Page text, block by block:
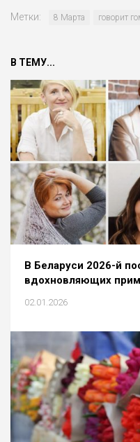
Метки: 8 Марта говорит
В ТЕМУ...
В Беларуси 2026-й
вдохновляющих
02.01.2026